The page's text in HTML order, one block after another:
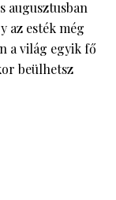
augusztusban
az esték még
a világ egyik fő
beülhetsz